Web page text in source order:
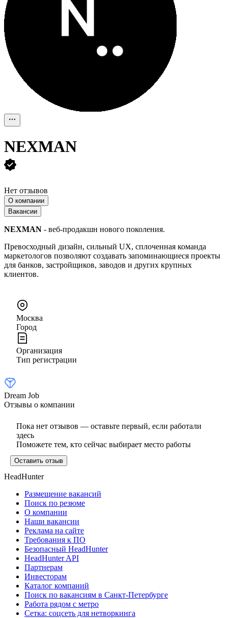
NEXMAN
Нет отзывов
О компании
Вакансии
NEXMAN - веб-продакшн нового поколения.
Превосходный дизайн, сильный UX, сплоченная команда
маркетологов позволяют создавать запоминающиеся проекты
для банков, застройщиков, заводов и других крупных
клиентов.
Москва
Город
Организация
Тип регистрации
Dream Job
Отзывы о компании
Пока нет отзывов — оставьте первый, если работали
здесь
Поможете тем, кто сейчас выбирает место работы
Оставить отзыв
HeadHunter
Размещение вакансий
Поиск по резюме
О компании
Наши вакансии
Реклама на сайте
Требования к ПО
Безопасный HeadHunter
HeadHunter API
Партнерам
Инвесторам
Каталог компаний
Поиск по вакансиям в Санкт-Петербурге
Работа рядом с метро
Сетка: соцсеть для нетворкинга